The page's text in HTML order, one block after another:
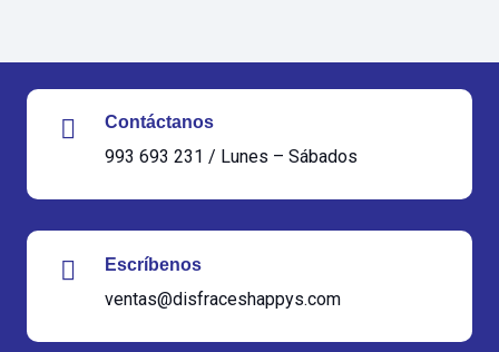
Contáctanos
993 693 231 / Lunes – Sábados
Escríbenos
ventas@disfraceshappys.com